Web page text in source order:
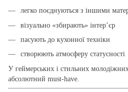
легко поєднуються з іншими
візуально «збирають» інтер’єр
пасують до кухонної техніки
створюють атмосферу статусності
У геймерських і стильних
абсолютний must-have.